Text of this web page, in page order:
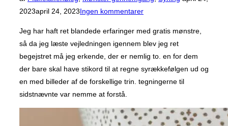
2023april 24, 2023Ingen kommentarer
Jeg har haft ret blandede erfaringer med gratis mønstre,
så da jeg læste vejledningen igennem blev jeg ret
begejstret må jeg erkende, der er nemlig to. en for dem
der bare skal have stikord til at regne syrækkefølgen ud og
en med billeder af de forskellige trin. tegningerne til
sidstnævnte var nemme at forstå.